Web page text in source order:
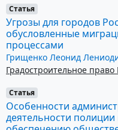
Статья
Угрозы для городов
обусловленные
процессами
Грищенко Леонид
Градостроительное
Статья
Особенности
деятельности полиции